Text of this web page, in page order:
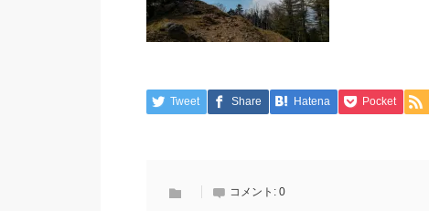
Tweet Share Hatena Pocket
コメント: 0